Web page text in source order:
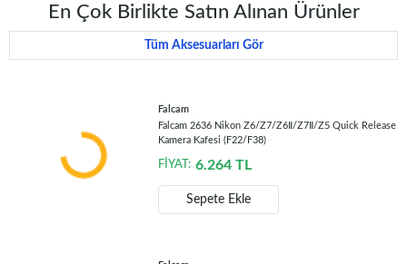
En Çok Birlikte Satın Alınan Ürünler
Tüm Aksesuarları Gör
Falcam
Falcam 2636 Nikon Z6/Z7/Z6Ⅱ/Z7Ⅱ/Z5 Quick Release
Kamera Kafesi (F22/F38)
FİYAT: 6.264 TL
Sepete Ekle